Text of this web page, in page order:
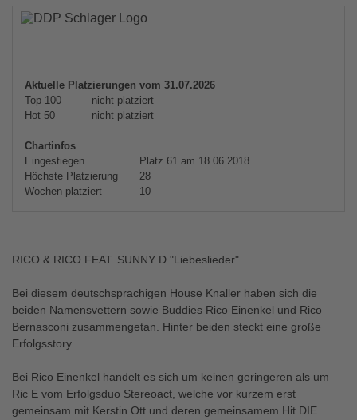
Aktuelle Platzierungen vom 31.07.2026
Top 100
nicht platziert
Hot 50
nicht platziert
Chartinfos
Eingestiegen
Platz 61 am 18.06.2018
Höchste Platzierung
28
Wochen platziert
10
RICO & RICO FEAT. SUNNY D "Liebeslieder"
Bei diesem deutschsprachigen House Knaller haben sich die
beiden Namensvettern sowie Buddies Rico Einenkel und Rico
Bernasconi zusammengetan. Hinter beiden steckt eine große
Erfolgsstory.
Bei Rico Einenkel handelt es sich um keinen geringeren als um
Ric E vom Erfolgsduo Stereoact, welche vor kurzem erst
gemeinsam mit Kerstin Ott und deren gemeinsamem Hit DIE